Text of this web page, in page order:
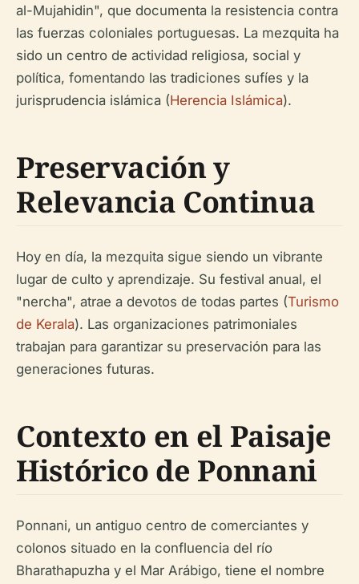
al-Mujahidin", que documenta la resistencia contra
las fuerzas coloniales portuguesas. La mezquita ha
sido un centro de actividad religiosa, social y
política, fomentando las tradiciones sufíes y la
jurisprudencia islámica (Herencia Islámica).
Preservación y
Relevancia Continua
Hoy en día, la mezquita sigue siendo un vibrante
lugar de culto y aprendizaje. Su festival anual, el
"nercha", atrae a devotos de todas partes (Turismo
de Kerala). Las organizaciones patrimoniales
trabajan para garantizar su preservación para las
generaciones futuras.
Contexto en el Paisaje
Histórico de Ponnani
Ponnani, un antiguo centro de comerciantes y
colonos situado en la confluencia del río
Bharathapuzha y el Mar Arábigo, tiene el nombre